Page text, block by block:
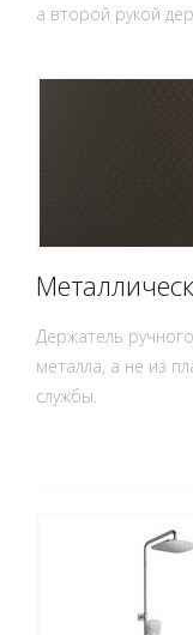
а второй рукой
Держатель
металла, а не из
службы.